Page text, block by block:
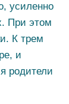
усиленно
При этом
К трем
и
родители